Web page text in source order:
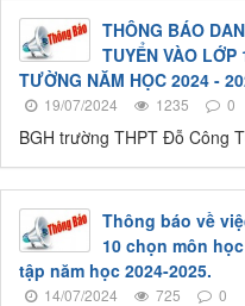
THÔNG BÁO
TUYỂN VÀO
TƯỜNG NĂM HỌC 2024 -
19/07/2024 1235 0
BGH trường THPT Đỗ Công
Thông báo về
10 chọn môn
tập năm học 2024-2025.
14/07/2024 725 0